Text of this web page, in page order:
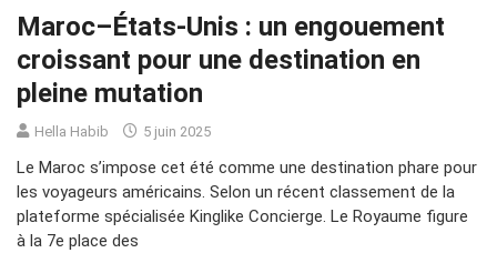
Maroc–États-Unis : un engouement
croissant pour une destination en
pleine mutation
Hella Habib 5 juin 2025
Le Maroc s’impose cet été comme une destination phare pour
les voyageurs américains. Selon un récent classement de la
plateforme spécialisée Kinglike Concierge. Le Royaume figure
à la 7e place des